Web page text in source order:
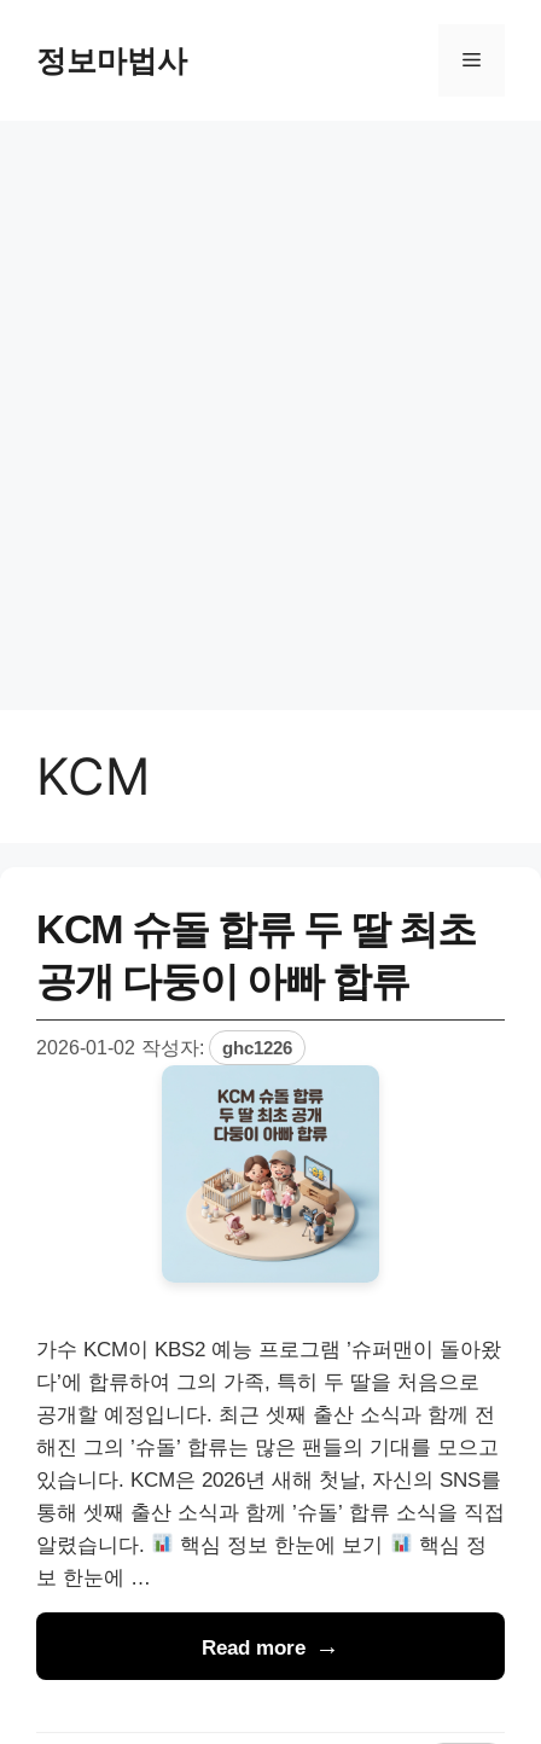
정보마법사 메
KCM
KCM 슈돌 합류 두 딸 최초
공개 다둥이 아빠 합류
2026-01-02 작성자: ghc1226
가수 KCM이 KBS2 예능 프로그램 ’슈퍼맨이 돌아왔
다’에 합류하여 그의 가족, 특히 두 딸을 처음으로
공개할 예정입니다. 최근 셋째 출산 소식과 함께 전
해진 그의 ’슈돌’ 합류는 많은 팬들의 기대를 모으고
있습니다. KCM은 2026년 새해 첫날, 자신의 SNS를
통해 셋째 출산 소식과 함께 ’슈돌’ 합류 소식을 직접
알렸습니다.
핵심 정보 한눈에 보기
핵심 정
보 한눈에 …
Read more